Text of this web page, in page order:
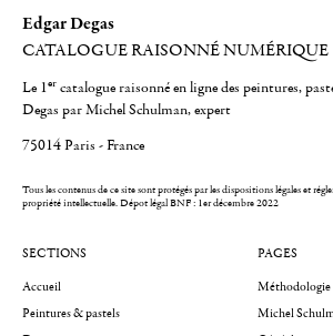
Edgar Degas
CATALOGUE RAISONNÉ NUMÉRIQUE
Le 1er catalogue raisonné en ligne des peintures,
Degas par Michel Schulman, expert
75014 Paris - France
Tous les contenus de ce site sont protégés par les dispositions légales et
propriété intellectuelle.Dépot légal BNF : 1er décembre 2022
SECTIONS
Accueil
Peintures & pastels
PAGES
Méthodologie
Michel